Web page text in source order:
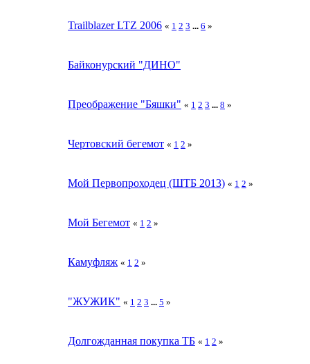
Trailblazer LTZ 2006 « 1 2 3 ... 6 »
Байконурский "ДИНО"
Преображение "Бяшки" « 1 2 3 ... 8 »
Чертовский бегемот « 1 2 »
Мой Первопроходец (ШТБ 2013) « 1 2 »
Мой Бегемот « 1 2 »
Камуфляж « 1 2 »
"ЖУЖИК" « 1 2 3 ... 5 »
Долгожданная покупка ТБ « 1 2 »